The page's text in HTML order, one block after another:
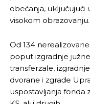
obećanja, uključujući
visokom obrazovanju.
Od 134
poput izgradnje
transferzale,
dvorane i zgrade
uspostavljanja fonda